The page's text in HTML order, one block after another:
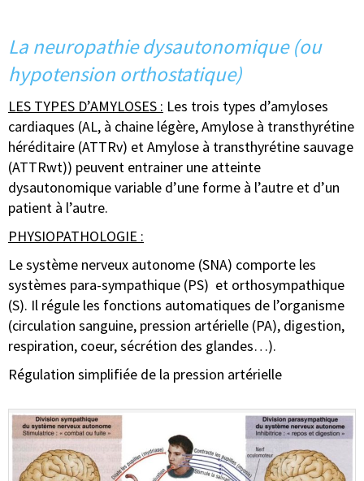
La neuropathie dysautonomique (ou
hypotension orthostatique)
LES TYPES D’AMYLOSES : Les trois types d’amyloses
cardiaques (AL, à chaine légère, Amylose à transthyrétine
héréditaire (ATTRv) et Amylose à transthyrétine sauvage
(ATTRwt)) peuvent entrainer une atteinte
dysautonomique variable d’une forme à l’autre et d’un
patient à l’autre.
PHYSIOPATHOLOGIE :
Le système nerveux autonome (SNA) comporte les
systèmes para-sympathique (PS) et orthosympathique
(S). Il régule les fonctions automatiques de l’organisme
(circulation sanguine, pression artérielle (PA), digestion,
respiration, coeur, sécrétion des glandes…).
Régulation simplifiée de la pression artérielle